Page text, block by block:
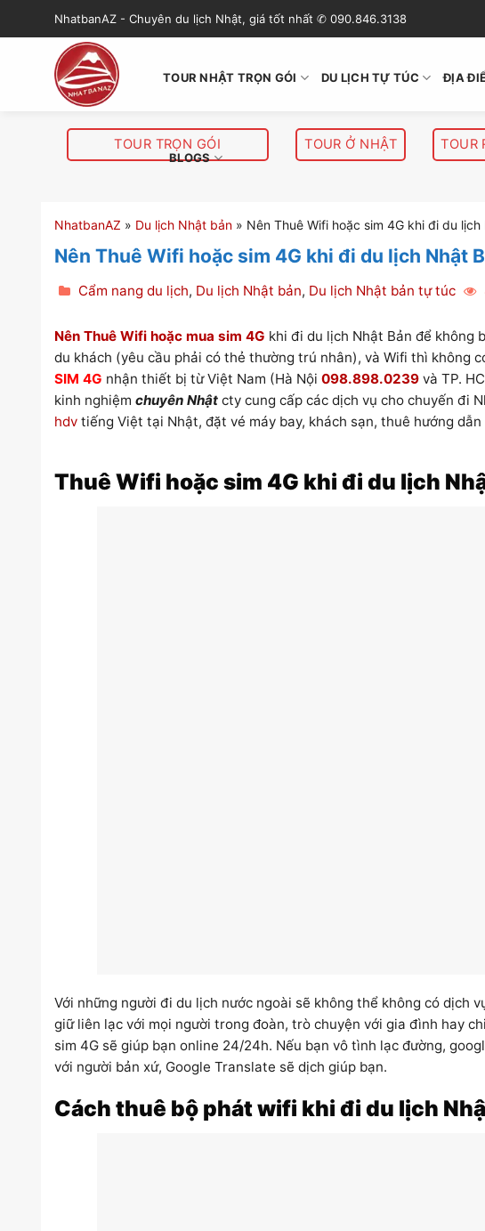
NhatbanAZ - Chuyên du lịch Nhật, giá tốt nhất ✆ 090.846.3138
TOUR NHẬT TRỌN GÓI DU LỊCH TỰ TÚC ĐỊA
BLOGS
TOUR TRỌN GÓI TOUR Ở NHẬT TOUR
NhatbanAZ » Du lịch Nhật bản » Nên Thuê Wifi hoặc sim 4G khi đi du lịch
Nên Thuê Wifi hoặc sim 4G khi đi du lịch Nhật
Cẩm nang du lịch, Du lịch Nhật bản, Du lịch Nhật bản tự túc
Nên Thuê Wifi hoặc mua sim 4G khi đi du lịch Nhật Bản để không
du khách (yêu cầu phải có thẻ thường trú nhân), và Wifi thì không
SIM 4G nhận thiết bị từ Việt Nam (Hà Nội 098.898.0239 và TP.
kinh nghiệm chuyên Nhật cty cung cấp các dịch vụ cho chuyến đi
hdv tiếng Việt tại Nhật, đặt vé máy bay, khách sạn, thuê hướng
Thuê Wifi hoặc sim 4G khi đi du lịch
Với những người đi du lịch nước ngoài sẽ không thể không có dịch
giữ liên lạc với mọi người trong đoàn, trò chuyện với gia đình hay
sim 4G sẽ giúp bạn online 24/24h. Nếu bạn vô tình lạc đường,
với người bản xứ, Google Translate sẽ dịch giúp bạn.
Cách thuê bộ phát wifi khi đi du lịch